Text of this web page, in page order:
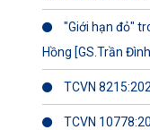
"Giới hạn đỏ"
Hồng [GS.Trần
TCVN
TCVN